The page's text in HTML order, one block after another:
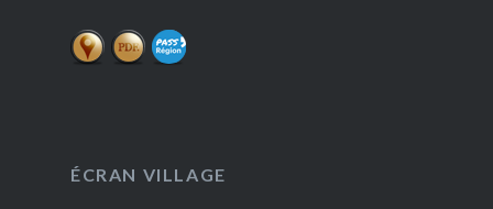
ÉCRAN VILLAGE